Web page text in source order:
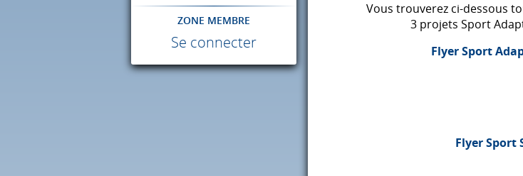
ZONE MEMBRE
Se connecter
Vous trouverez ci-dessous
3 projets Sport
Flyer Sport
Flyer Sport